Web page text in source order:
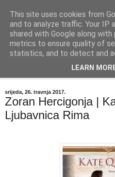
"Kvaka"
Časopis za književnost ISSN
srijeda, 26. travnja 2017.
Zoran Hercigonja |
Ljubavnica Rima
This site uses cookies from
and to analyze traffic. Your IP
shared with Google along
metrics to ensure quality of
statistics, and to detect and
LEARN